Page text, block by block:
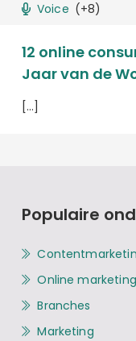
Voice (+8)
12 online
Jaar van de
[…]
Populaire
Online marketing
Branches
Marketing